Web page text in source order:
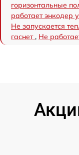
горизонтальные
работает энкодер
Не запускается
гаснет, Не